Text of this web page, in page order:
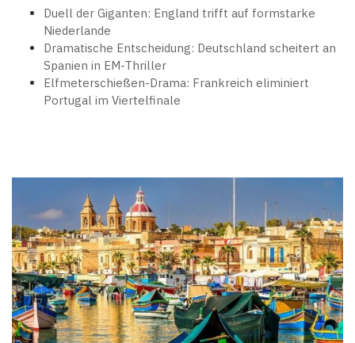
Duell der Giganten: England trifft auf formstarke
Niederlande
Dramatische Entscheidung: Deutschland scheitert an
Spanien in EM-Thriller
Elfmeterschießen-Drama: Frankreich eliminiert
Portugal im Viertelfinale